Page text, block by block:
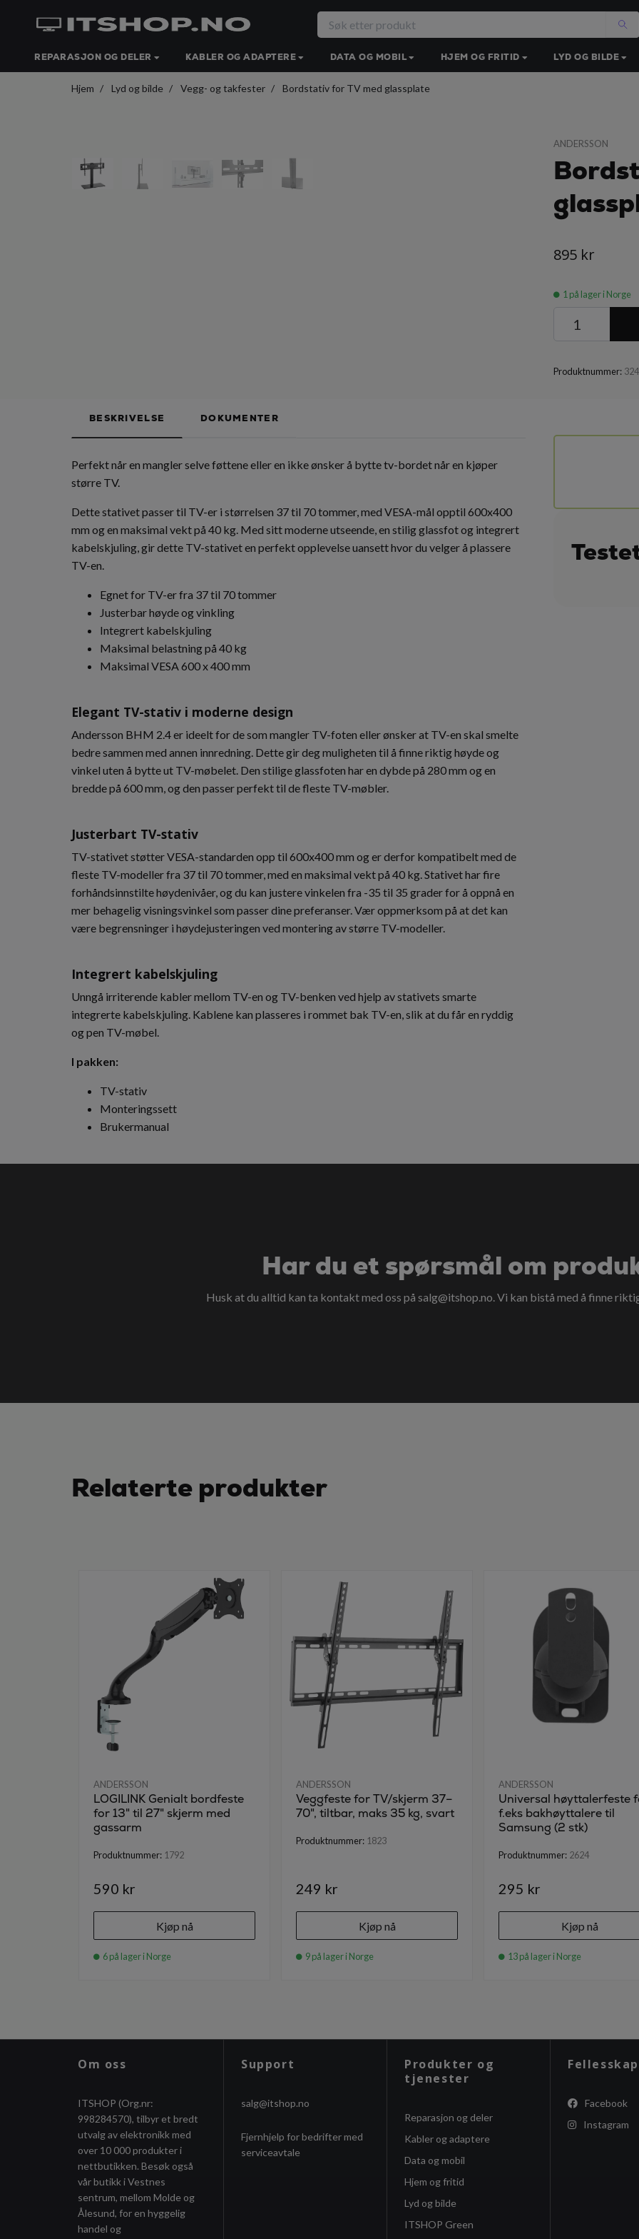
REPARASJON OG DELER KABLER OG ADAPTERE DATA OG MOBIL HJEM OG FRITID LYD OG BILDE
Hjem Lyd og bilde Vegg- og takfester Bordstativ for TV med glassplate
ANDERSSON
895 kr
1 på lager i Norge
Produktnummer:
BESKRIVELSE DOKUMENTER
Perfekt når en mangler selve føttene eller en ikke ønsker å bytte tv-bordet når en kjøper
større TV.
Dette stativet passer til TV-er i størrelsen 37 til 70 tommer, med VESA-mål opptil 600x400
mm og en maksimal vekt på 40 kg. Med sitt moderne utseende, en stilig glassfot og integrert
kabelskjuling, gir dette TV-stativet en perfekt opplevelse uansett hvor du velger å plassere
TV-en.
Egnet for TV-er fra 37 til 70 tommer
Justerbar høyde og vinkling
Integrert kabelskjuling
Maksimal belastning på 40 kg
Maksimal VESA 600 x 400 mm
Elegant TV-stativ i moderne design
Andersson BHM 2.4 er ideelt for de som mangler TV-foten eller ønsker at TV-en skal smelte
bedre sammen med annen innredning. Dette gir deg muligheten til å finne riktig høyde og
vinkel uten å bytte ut TV-møbelet. Den stilige glassfoten har en dybde på 280 mm og en
bredde på 600 mm, og den passer perfekt til de fleste TV-møbler.
Justerbart TV-stativ
TV-stativet støtter VESA-standarden opp til 600x400 mm og er derfor kompatibelt med de
fleste TV-modeller fra 37 til 70 tommer, med en maksimal vekt på 40 kg. Stativet har fire
forhåndsinnstilte høydenivåer, og du kan justere vinkelen fra -35 til 35 grader for å oppnå en
mer behagelig visningsvinkel som passer dine preferanser. Vær oppmerksom på at det kan
være begrensninger i høydejusteringen ved montering av større TV-modeller.
Integrert kabelskjuling
Unngå irriterende kabler mellom TV-en og TV-benken ved hjelp av stativets smarte
integrerte kabelskjuling. Kablene kan plasseres i rommet bak TV-en, slik at du får en ryddig
og pen TV-møbel.
I pakken:
TV-stativ
Monteringssett
Brukermanual
Har du et spørsmål om
Husk at du alltid kan ta kontakt med oss på salg@itshop.no. Vi kan bistå med å finne
Relaterte produkter
ANDERSSON
LOGILINK Genialt bordfeste
for 13" til 27" skjerm med
gassarm
Produktnummer: 1792
590 kr
Kjøp nå
6 på lager i Norge
ANDERSSON
Veggfeste for TV/skjerm 37–
70", tiltbar, maks 35 kg, svart
Produktnummer: 1823
249 kr
Kjøp nå
9 på lager i Norge
ANDERSSON
Universal høyttalerfeste
f.eks bakhøyttalere til
Samsung (2 stk)
Produktnummer: 2624
295 kr
Kjøp nå
13 på lager i Norge
Om oss
ITSHOP (Org.nr:
998284570), tilbyr et bredt
utvalg av elektronikk med
over 10 000 produkter i
nettbutikken. Besøk også
vår butikk i Vestnes
sentrum, mellom Molde og
Ålesund, for en hyggelig
handel og
Support
salg@itshop.no
Fjernhjelp for bedrifter med
serviceavtale
Produkter og
tjenester
Reparasjon og deler
Kabler og adaptere
Data og mobil
Hjem og fritid
Lyd og bilde
ITSHOP Green
Fellesskap
Facebook
Instagram